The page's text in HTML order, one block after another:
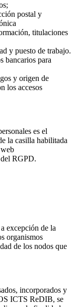
postal y
titulaciones
y puesto de trabajo.
bancarios para
y origen de
los accesos
es el
la casilla habilitada
RGPD.
excepción de la
organismos
de los nodos que
incorporados y
ICTS ReDIB, se